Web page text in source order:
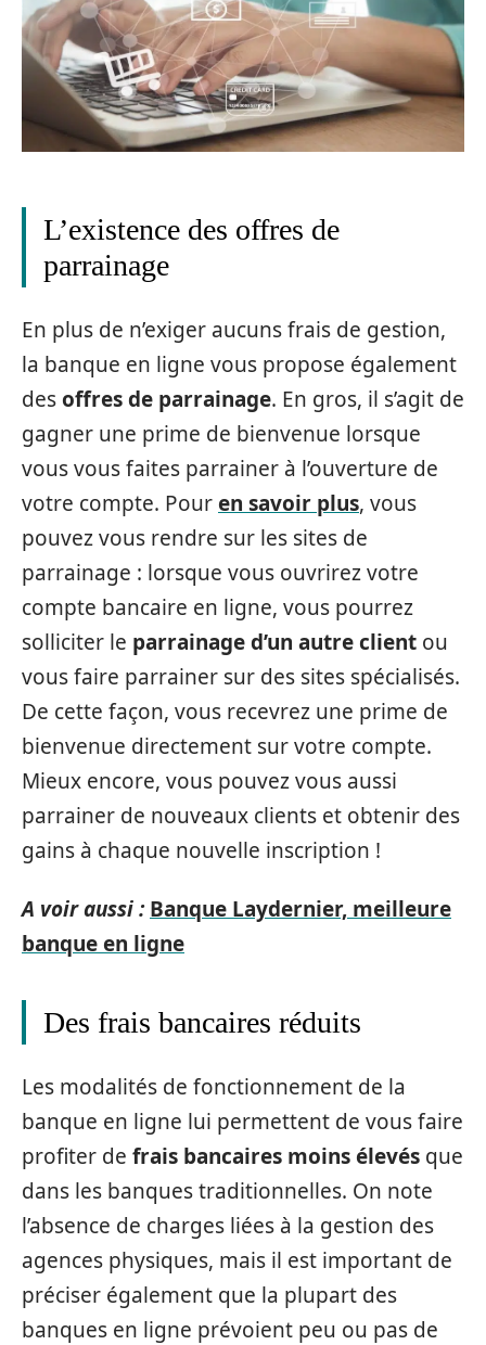
L’existence des offres de
parrainage
En plus de n’exiger aucuns frais de gestion,
la banque en ligne vous propose également
desoffres de parrainage. En gros, il s’agit de
gagner une prime de bienvenue lorsque
vous vous faites parrainer à l’ouverture de
votre compte. Pouren savoir plus, vous
pouvez vous rendre sur les sites de
parrainage : lorsque vous ouvrirez votre
compte bancaire en ligne, vous pourrez
solliciter le parrainage d’un autre client ou
vous faire parrainer sur des sites spécialisés.
De cette façon, vous recevrez une prime de
bienvenue directement sur votre compte.
Mieux encore, vous pouvez vous aussi
parrainer de nouveaux clients et obtenir des
gains à chaque nouvelle inscription !
A voir aussi : Banque Laydernier, meilleure
banque en ligne
Des frais bancaires réduits
Les modalités de fonctionnement de la
banque en ligne lui permettent de vous faire
profiter de frais bancaires moins élevés que
dans les banques traditionnelles. On note
l’absence de charges liées à la gestion des
agences physiques, mais il est important de
préciser également que la plupart des
banques en ligne prévoient peu ou pas de